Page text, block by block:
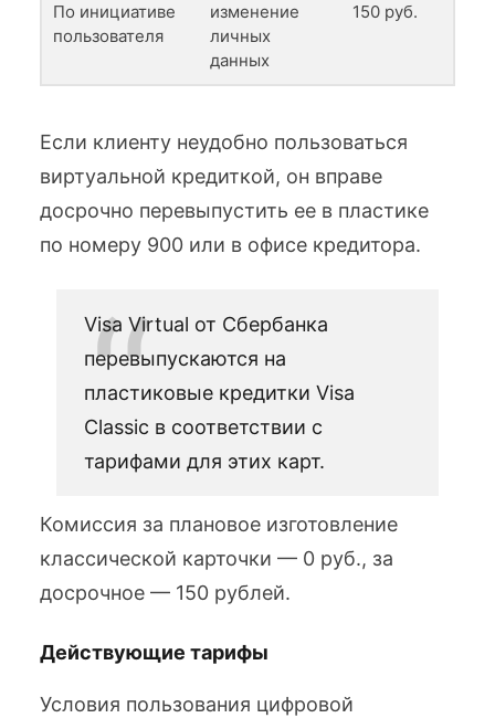
По инициативе
пользователя
изменение
личных
данных
150 руб.
Если клиенту неудобно пользоваться
виртуальной кредиткой, он вправе
досрочно перевыпустить ее в пластике
по номеру 900 или в офисе кредитора.
Visa Virtual от Сбербанка
перевыпускаются на
пластиковые кредитки Visa
Classic в соответствии с
тарифами для этих карт.
Комиссия за плановое изготовление
классической карточки — 0 руб., за
досрочное — 150 рублей.
Действующие тарифы
Условия пользования цифровой